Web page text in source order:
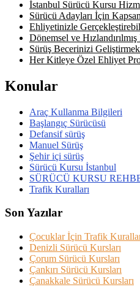
İstanbul Sürücü Kursu
Sürücü Adayları İçin
Ehliyetinizle
Dönemsel ve
Sürüş Becerinizi
Her Kitleye Özel Ehliyet
Konular
Araç Kullanma Bilgileri
Başlangıç Sürücüsü
Defansif sürüş
Manuel Sürüş
Şehir içi sürüş
Sürücü Kursu İstanbul
SÜRÜCÜ KURSU
Trafik Kuralları
Son Yazılar
Çocuklar İçin Trafik
Denizli Sürücü Kursları
Çorum Sürücü Kursları
Çankırı Sürücü Kursları
Çanakkale Sürücü Kursları